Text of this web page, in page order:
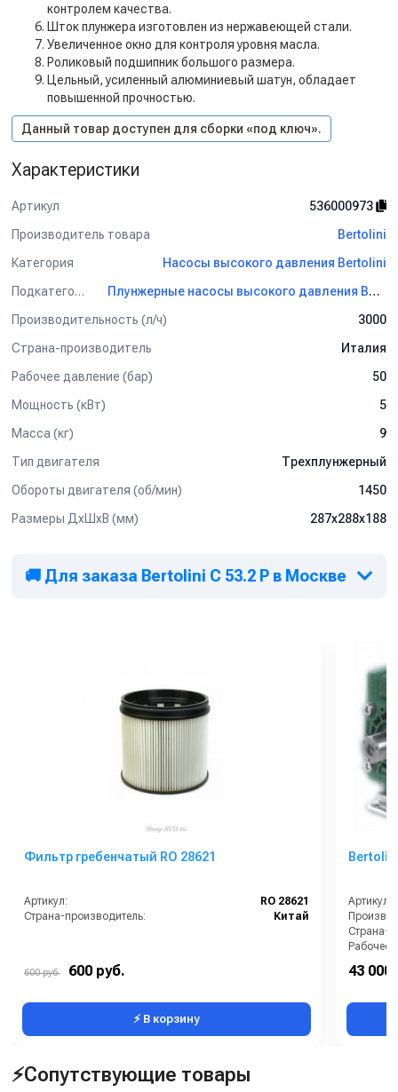
контролем качества.
Шток плунжера изготовлен из нержавеющей стали.
Увеличенное окно для контроля уровня масла.
Роликовый подшипник большого размера.
Цельный, усиленный алюминиевый шатун, обладает
повышенной прочностью.
Данный товар доступен для сборки «под ключ».
Характеристики
Артикул
536000973
Производитель товара
Bertolini
Категория
Насосы высокого давления Bertolini
Подкатегория
Плунжерные насосы высокого давления Bertolini
Производительность (л/ч)
3000
Страна-производитель
Италия
Рабочее давление (бар)
50
Мощность (кВт)
5
Масса (кг)
9
Тип двигателя
Трехплунжерный
Обороты двигателя (об/мин)
1450
Размеры ДхШхВ (мм)
287х288х188
🚚 Для заказа Bertolini C 53.2 P в Москве
Фильтр гребенчатый RO 28621
Артикул:
RO 28621
Страна-производитель:
Китай
600 руб. 600 руб.
⚡ В корзину
Артикул:
Страна-
Рабочее
Масса
43 000
⚡Сопутствующие товары